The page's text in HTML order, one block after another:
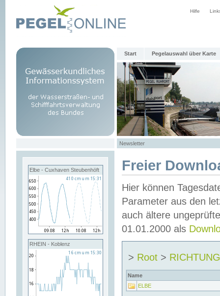
Hilfe
Start Pegelauswahl über Karte
Newsletter
Elbe - Cuxhaven Steubenhöft
RHEIN - Koblenz
Freier
Hier können
Parameter aus den
auch ältere
01.01.2000 als
> Root >
Name
ELBE